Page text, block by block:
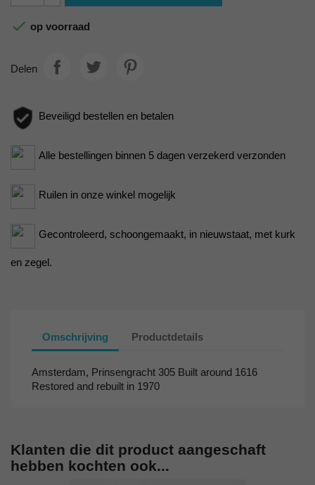
 op voorraad
Delen
Beveiligd bestellen en betalen
Alle bestellingen binnen 5 dagen verzekerd verzonden
Ruilen in onze winkel mogelijk
Gecontroleerd, schoongemaakt, in nieuwstaat, met kurk
en zegel.
Omschrijving Productdetails
Amsterdam, Prinsengracht 305 Built around 1616
Restored and rebuilt in 1970
Klanten die dit product aangeschaft
hebben kochten ook...